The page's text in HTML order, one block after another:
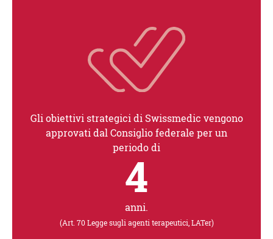
Gli obiettivi strategici di Swissmedic vengono
approvati dal Consiglio federale per un
periodo di
4
anni.
(Art. 70 Legge sugli agenti terapeutici, LATer)